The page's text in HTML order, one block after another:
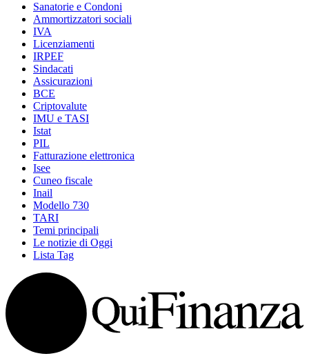
Sanatorie e Condoni
Ammortizzatori sociali
IVA
Licenziamenti
IRPEF
Sindacati
Assicurazioni
BCE
Criptovalute
IMU e TASI
Istat
PIL
Fatturazione elettronica
Isee
Cuneo fiscale
Inail
Modello 730
TARI
Temi principali
Le notizie di Oggi
Lista Tag